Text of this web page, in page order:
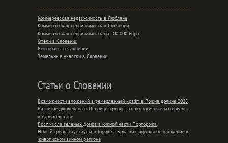
Коммерческая недвижимость в Любляне
Коммерческая недвижимость в Словении
Коммерческая недвижимость до 200 000 Евро
Отели в Словении
Рестораны в Словении
Земельные участки в Словении
Статьи о Словении
Возможности вложений в ремесленный крафт в Рожна долине 2025
Развитие дюплексов в Песнице: тренды на экологичные материалы
в строительстве
Рост числа зеленых домов в южной части Порторожа
Новый тренд: таунхаусы в Горишка Брда как идеальное вложение в
живописном винном регионе